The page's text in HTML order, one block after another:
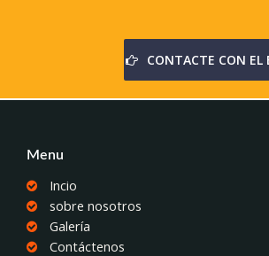
CONTACTE CON EL
Menu
Incio
sobre nosotros
Galería
Contáctenos